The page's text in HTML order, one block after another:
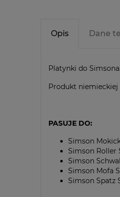
Opis Dane
Platynki do Simsona.
Produkt
PASUJE DO:
Simson
Simson Roller
Simson
Simson Mofa
Simson Spatz